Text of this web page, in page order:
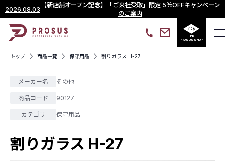
2026.08.03
【新店舗オープン記念】「ご来社受取」限定 5％OFFキャンペーン
のご案内
THE
PROSUS SHOP
トップ 商品一覧 保守用品 割りガラス H-27
メーカー名 その他
商品コード 90127
カテゴリ 保守用品
割りガラス H-27